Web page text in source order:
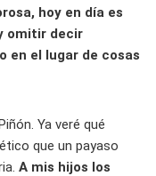
hoy en día es
omitir decir
en el lugar de cosas
Ya veré qué
que un payaso
A mis hijos los